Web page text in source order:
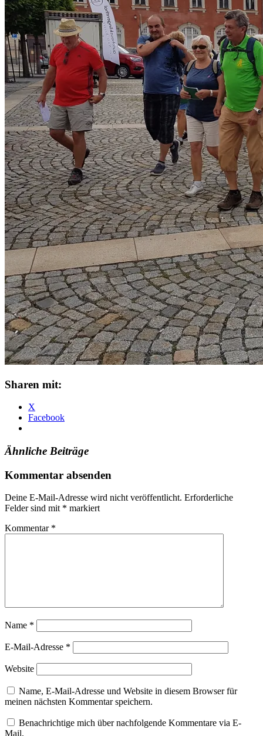
Sharen mit:
X
Facebook
Ähnliche Beiträge
Kommentar absenden
Deine E-Mail-Adresse wird nicht veröffentlicht. Erforderliche
Felder sind mit * markiert
Kommentar *
Name *
E-Mail-Adresse *
Website
Name, E-Mail-Adresse und Website in diesem Browser für
meinen nächsten Kommentar speichern.
Benachrichtige mich über nachfolgende Kommentare via E-
Mail.